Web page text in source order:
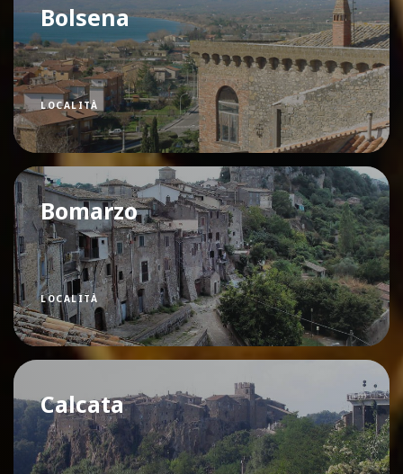
Bolsena
LOCALITÀ
Bomarzo
LOCALITÀ
Calcata